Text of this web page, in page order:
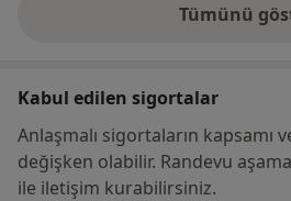
Tümünü
Kabul edilen sigortalar
Anlaşmalı sigortaların kapsamı
değişken olabilir. Randevu
ile iletişim kurabilirsiniz.